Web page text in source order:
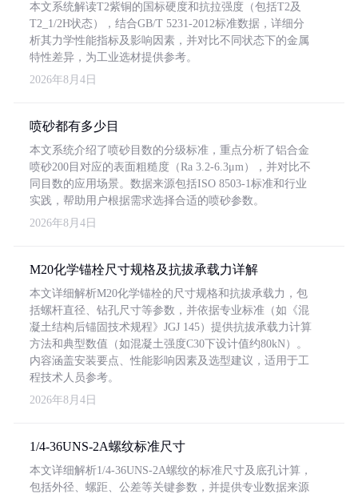
本文系统解读T2紫铜的国标硬度和抗拉强度（包括T2及
T2_1/2H状态），结合GB/T 5231-2012标准数据，详细分
析其力学性能指标及影响因素，并对比不同状态下的金属
特性差异，为工业选材提供参考。
2026年8月4日
喷砂都有多少目
本文系统介绍了喷砂目数的分级标准，重点分析了铝合金
喷砂200目对应的表面粗糙度（Ra 3.2-6.3μm），并对比不
同目数的应用场景。数据来源包括ISO 8503-1标准和行业
实践，帮助用户根据需求选择合适的喷砂参数。
2026年8月4日
M20化学锚栓尺寸规格及抗拔承载力详解
本文详细解析M20化学锚栓的尺寸规格和抗拔承载力，包
括螺杆直径、钻孔尺寸等参数，并依据专业标准（如《混
凝土结构后锚固技术规程》JGJ 145）提供抗拔承载力计算
方法和典型数值（如混凝土强度C30下设计值约80kN）。
内容涵盖安装要点、性能影响因素及选型建议，适用于工
程技术人员参考。
2026年8月4日
1/4-36UNS-2A螺纹标准尺寸
本文详细解析1/4-36UNS-2A螺纹的标准尺寸及底孔计算，
包括外径、螺距、公差等关键参数，并提供专业数据来源